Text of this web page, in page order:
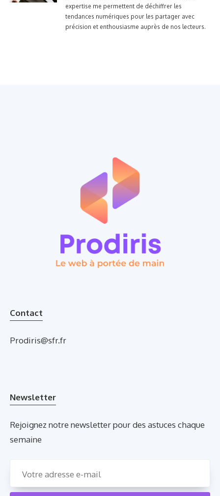
expertise me permettent de déchiffrer les
tendances numériques pour les partager avec
précision et enthousiasme auprès de nos lecteurs.
Contact
Prodiris@sfr.fr
Newsletter
Rejoignez notre newsletter pour des astuces chaque
semaine